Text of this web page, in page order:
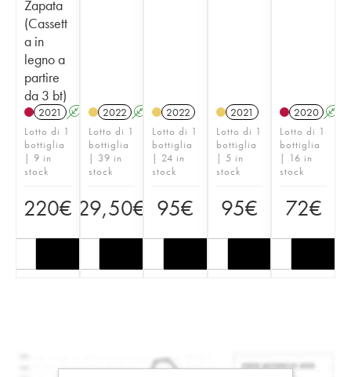
Zapata
(Cassett
a in
legno a
partire
da 3 bt)
2021 A KT
Lotto di 1
bottiglia
| 9 in
stock
220€
2022 A K
Lotto di 1
bottiglia
| 39 in
stock
29,50€
2022
Lotto di 1
bottiglia
| 24 in
stock
95€
2021
Lotto di 1
bottiglia
| 5 in
stock
95€
2020 A
Lotto di 1
bottiglia
| 16 in
stock
72€